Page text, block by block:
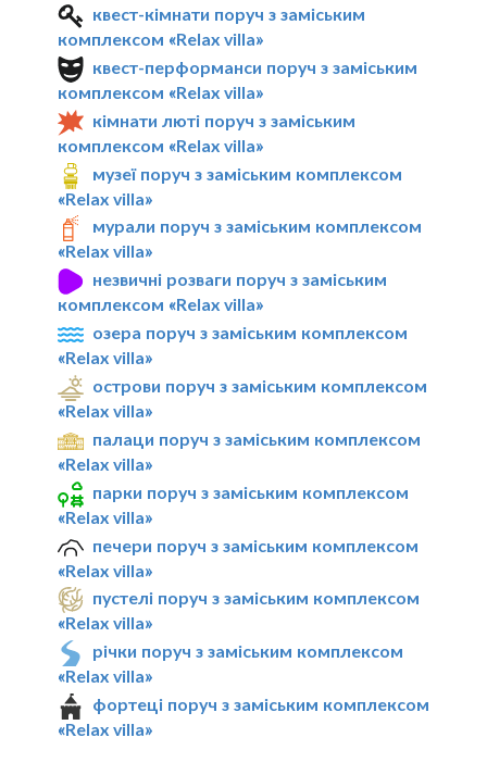
квест-кімнати поруч з заміським
комплексом «Relax villa»
квест-перформанси поруч з заміським
комплексом «Relax villa»
кімнати люті поруч з заміським
комплексом «Relax villa»
музеї поруч з заміським комплексом
«Relax villa»
мурали поруч з заміським комплексом
«Relax villa»
незвичні розваги поруч з заміським
комплексом «Relax villa»
озера поруч з заміським комплексом
«Relax villa»
острови поруч з заміським комплексом
«Relax villa»
палаци поруч з заміським комплексом
«Relax villa»
парки поруч з заміським комплексом
«Relax villa»
печери поруч з заміським комплексом
«Relax villa»
пустелі поруч з заміським комплексом
«Relax villa»
річки поруч з заміським комплексом
«Relax villa»
фортеці поруч з заміським комплексом
«Relax villa»